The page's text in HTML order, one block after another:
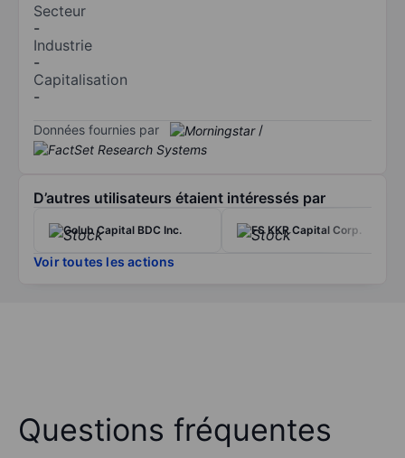
Secteur
-
Industrie
-
Capitalisation
-
Données fournies par /
D’autres utilisateurs étaient intéressés par
Golub Capital BDC Inc. FS KKR Capital Corp.
Voir toutes les actions
Questions fréquentes